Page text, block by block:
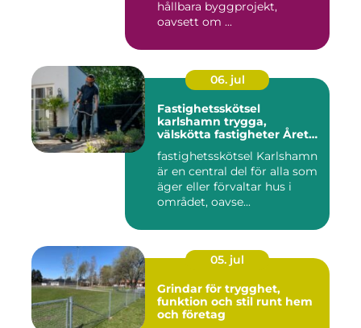
hållbara byggprojekt,
oavsett om ...
06. jul
Fastighetsskötsel
karlshamn trygga,
välskötta fastigheter Året
fastighetsskötsel Karlshamn
är en central del för alla som
äger eller förvaltar hus i
området, oavse...
05. jul
Grindar för trygghet,
funktion och stil runt hem
och företag